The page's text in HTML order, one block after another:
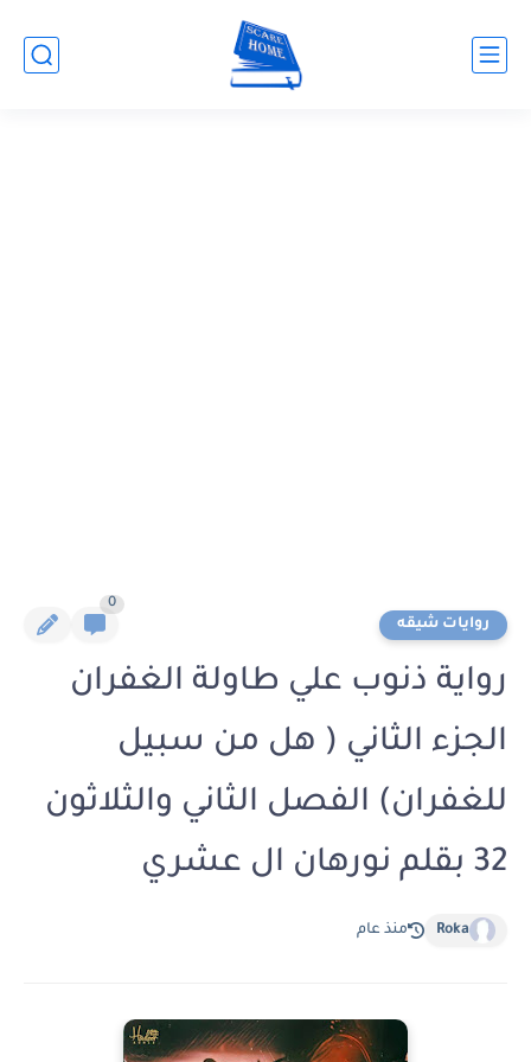
روايات شيقه
0
رواية ذنوب علي طاولة الغفران
الجزء الثاني ( هل من سبيل
للغفران) الفصل الثاني والثلاثون
32 بقلم نورهان ال عشري
Roka منذ عام